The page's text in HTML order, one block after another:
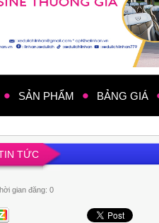
SẢN PHẨM BẢNG GIÁ
TỨC
gian đăng: 0